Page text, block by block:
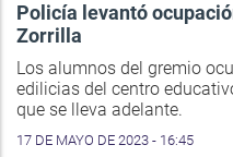
Policía levantó
Zorrilla
Los alumnos del gremio
edilicias del centro
que se lleva adelante.
17 DE MAYO DE 2023 - 16:45